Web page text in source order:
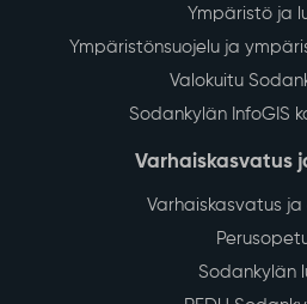
Ympäristö ja
Ympäristönsuojelu ja
Valokuitu
Sodankylän InfoGIS
Varhaiskasvatus
Varhaiskasvatus
Sodankylän